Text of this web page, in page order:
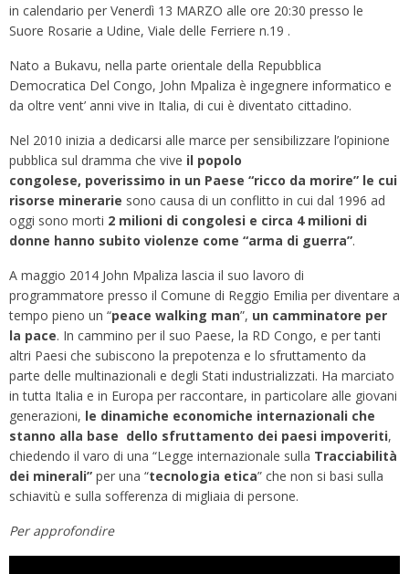
in calendario per Venerdì 13 MARZO alle ore 20:30 presso le
Suore Rosarie a Udine, Viale delle Ferriere n.19 .
Nato a Bukavu, nella parte orientale della Repubblica
Democratica Del Congo, John Mpaliza è ingegnere informatico e
da oltre vent’ anni vive in Italia, di cui è diventato cittadino.
Nel 2010 inizia a dedicarsi alle marce per sensibilizzare l’opinione
pubblica sul dramma che vive il popolo
congolese, poverissimo in un Paese “ricco da morire” le cui
risorse minerarie sono causa di un conflitto in cui dal 1996 ad
oggi sono morti 2 milioni di congolesi e circa 4 milioni di
donne hanno subito violenze come “arma di guerra”.
A maggio 2014 John Mpaliza lascia il suo lavoro di
programmatore presso il Comune di Reggio Emilia per diventare a
tempo pieno un “peace walking man”, un camminatore per
la pace. In cammino per il suo Paese, la RD Congo, e per tanti
altri Paesi che subiscono la prepotenza e lo sfruttamento da
parte delle multinazionali e degli Stati industrializzati. Ha marciato
in tutta Italia e in Europa per raccontare, in particolare alle giovani
generazioni, le dinamiche economiche internazionali che
stanno alla base dello sfruttamento dei paesi impoveriti,
chiedendo il varo di una “Legge internazionale sulla Tracciabilità
dei minerali” per una “tecnologia etica” che non si basi sulla
schiavitù e sulla sofferenza di migliaia di persone.
Per approfondire